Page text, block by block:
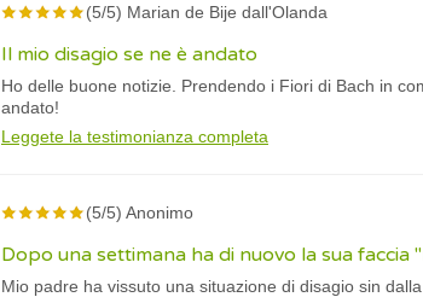
(5/5) Marian de Bije dall'Olanda
Il mio disagio se ne è andato
Ho delle buone notizie. Prendendo i Fiori di Bach in
andato!
Leggete la testimonianza completa
(5/5) Anonimo
Dopo una settimana ha di nuovo la sua faccia
Mio padre ha vissuto una situazione di disagio sin